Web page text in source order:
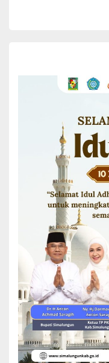
yang menjadi tempat
Tilawah dan Tartil
menampilkan
suci dengan fasih. Di
kelembutan, ketertiban,
41 peserta yang
dan penghayatan.
Lokasi terakhir, yaitu
ketekunan dan
Tahfidz atau Hifdzil
hafalan yang telah
peserta putra dan putri,
sedangkan untuk
ketekunan tinggi, diikuti
Sebaran lokasi dan
MTQ Ke-52 Kabupaten
berbagai kalangan usia
hingga dewasa, serta
mempelajari Al-Qur’an.